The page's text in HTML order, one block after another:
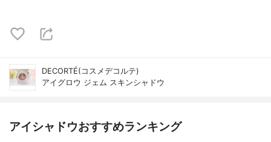
DECORTÉ(コスメデコルテ)
アイグロウ ジェム スキンシャドウ
アイシャドウおすすめランキング